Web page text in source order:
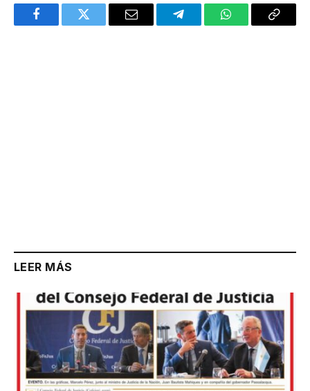
FacebookTwitter Email TelegramWhatsAppCopy
LEER MÁS